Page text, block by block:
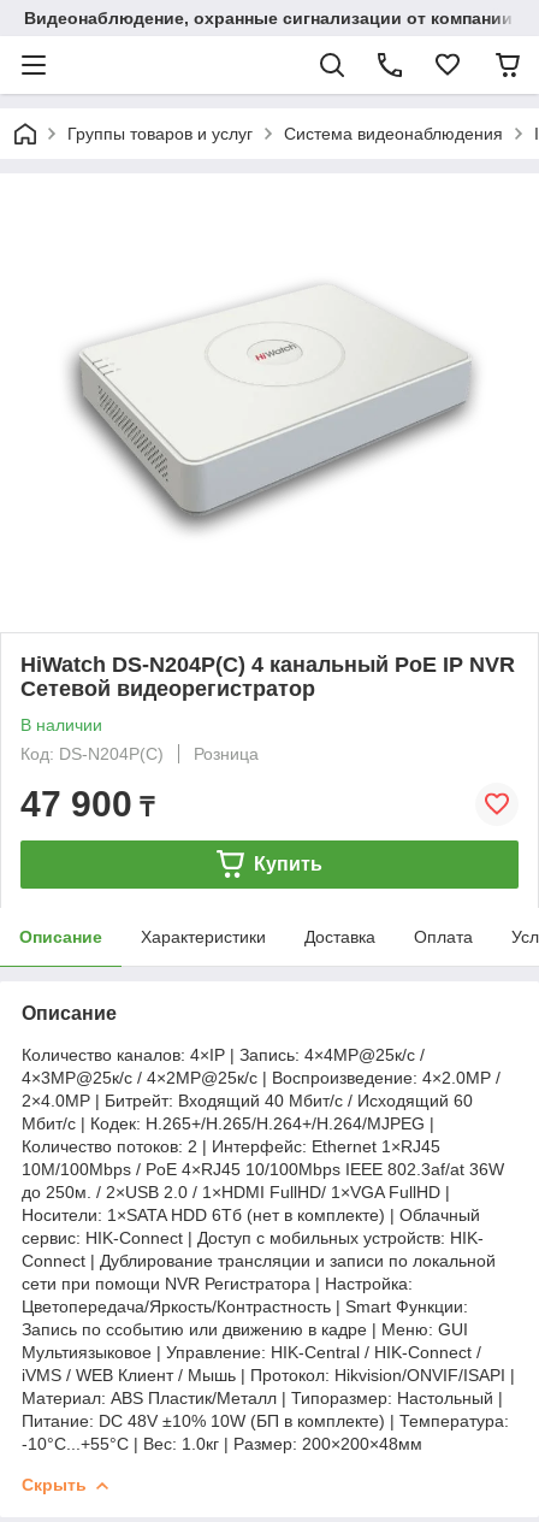
Видеонаблюдение, охранные сигнализации от компании
Группы товаров и услуг Система видеонаблюдения
HiWatch DS-N204P(C) 4 канальный PoE IP NVR
Сетевой видеорегистратор
В наличии
Код: DS-N204P(C)
Розница
47 900 ₸
Купить
Описание Характеристики Доставка Оплата
Описание
Количество каналов: 4×IP | Запись: 4×4MP@25к/с /
4×3MP@25к/с / 4×2MP@25к/с | Воспроизведение: 4×2.0MP /
2×4.0MP | Битрейт: Входящий 40 Мбит/с / Исходящий 60
Мбит/с | Кодек: H.265+/H.265/H.264+/H.264/MJPEG |
Количество потоков: 2 | Интерфейс: Ethernet 1×RJ45
10M/100Mbps / PoE 4×RJ45 10/100Mbps IEEE 802.3af/at 36W
до 250м. / 2×USB 2.0 / 1×HDMI FullHD/ 1×VGA FullHD |
Носители: 1×SATA HDD 6Тб (нет в комплекте) | Облачный
сервис: HIK-Connect | Доступ с мобильных устройств: HIK-
Connect | Дублирование трансляции и записи по локальной
сети при помощи NVR Регистратора | Настройка:
Цветопередача/Яркость/Контрастность | Smart Функции:
Запись по cсобытию или движению в кадре | Меню: GUI
Мультиязыковое | Управление: HIK-Central / HIK-Connect /
iVMS / WEB Клиент / Мышь | Протокол: Hikvision/ONVIF/ISAPI |
Материал: ABS Пластик/Металл | Типоразмер: Настольный |
Питание: DC 48V ±10% 10W (БП в комплекте) | Температура:
-10°C...+55°C | Вес: 1.0кг | Размер: 200×200×48мм
Скрыть